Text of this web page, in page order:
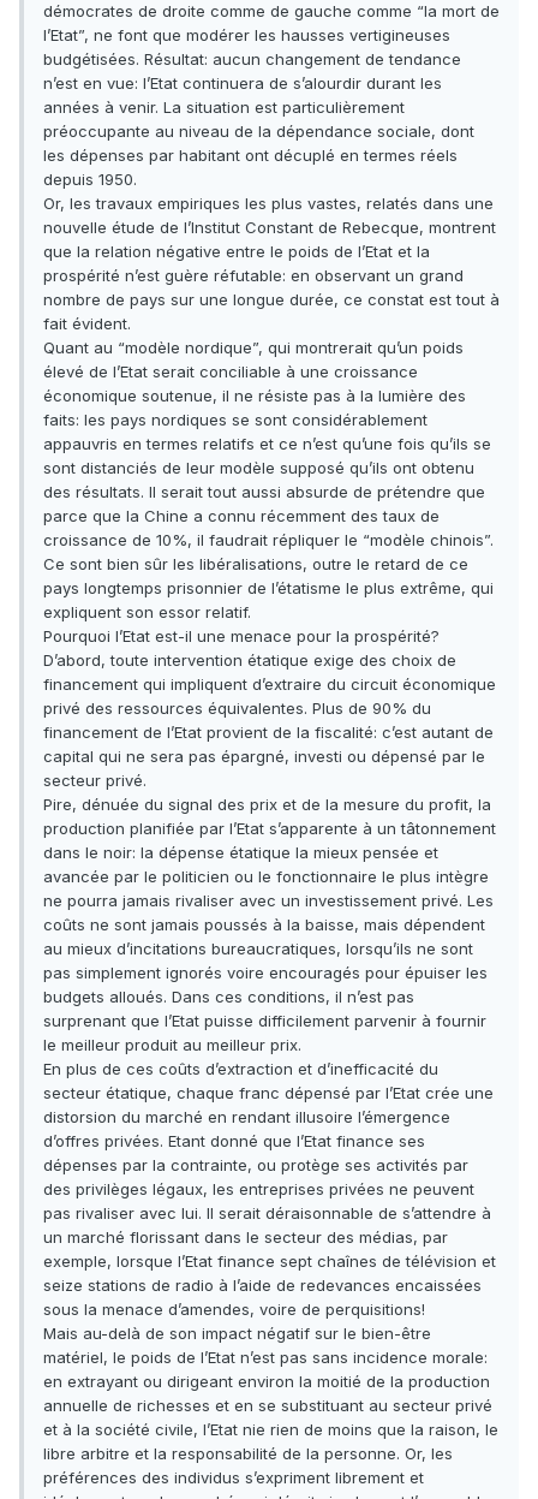
démocrates de droite comme de gauche comme “la mort de
l’Etat”, ne font que modérer les hausses vertigineuses
budgétisées. Résultat: aucun changement de tendance
n’est en vue: l’Etat continuera de s’alourdir durant les
années à venir. La situation est particulièrement
préoccupante au niveau de la dépendance sociale, dont
les dépenses par habitant ont décuplé en termes réels
depuis 1950.
Or, les travaux empiriques les plus vastes, relatés dans une
nouvelle étude de l’Institut Constant de Rebecque, montrent
que la relation négative entre le poids de l’Etat et la
prospérité n’est guère réfutable: en observant un grand
nombre de pays sur une longue durée, ce constat est tout à
fait évident.
Quant au “modèle nordique”, qui montrerait qu’un poids
élevé de l’Etat serait conciliable à une croissance
économique soutenue, il ne résiste pas à la lumière des
faits: les pays nordiques se sont considérablement
appauvris en termes relatifs et ce n’est qu’une fois qu’ils se
sont distanciés de leur modèle supposé qu’ils ont obtenu
des résultats. Il serait tout aussi absurde de prétendre que
parce que la Chine a connu récemment des taux de
croissance de 10%, il faudrait répliquer le “modèle chinois”.
Ce sont bien sûr les libéralisations, outre le retard de ce
pays longtemps prisonnier de l’étatisme le plus extrême, qui
expliquent son essor relatif.
Pourquoi l’Etat est-il une menace pour la prospérité?
D’abord, toute intervention étatique exige des choix de
financement qui impliquent d’extraire du circuit économique
privé des ressources équivalentes. Plus de 90% du
financement de l’Etat provient de la fiscalité: c’est autant de
capital qui ne sera pas épargné, investi ou dépensé par le
secteur privé.
Pire, dénuée du signal des prix et de la mesure du profit, la
production planifiée par l’Etat s’apparente à un tâtonnement
dans le noir: la dépense étatique la mieux pensée et
avancée par le politicien ou le fonctionnaire le plus intègre
ne pourra jamais rivaliser avec un investissement privé. Les
coûts ne sont jamais poussés à la baisse, mais dépendent
au mieux d’incitations bureaucratiques, lorsqu’ils ne sont
pas simplement ignorés voire encouragés pour épuiser les
budgets alloués. Dans ces conditions, il n’est pas
surprenant que l’Etat puisse difficilement parvenir à fournir
le meilleur produit au meilleur prix.
En plus de ces coûts d’extraction et d’inefficacité du
secteur étatique, chaque franc dépensé par l’Etat crée une
distorsion du marché en rendant illusoire l’émergence
d’offres privées. Etant donné que l’Etat finance ses
dépenses par la contrainte, ou protège ses activités par
des privilèges légaux, les entreprises privées ne peuvent
pas rivaliser avec lui. Il serait déraisonnable de s’attendre à
un marché florissant dans le secteur des médias, par
exemple, lorsque l’Etat finance sept chaînes de télévision et
seize stations de radio à l’aide de redevances encaissées
sous la menace d’amendes, voire de perquisitions!
Mais au-delà de son impact négatif sur le bien-être
matériel, le poids de l’Etat n’est pas sans incidence morale:
en extrayant ou dirigeant environ la moitié de la production
annuelle de richesses et en se substituant au secteur privé
et à la société civile, l’Etat nie rien de moins que la raison, le
libre arbitre et la responsabilité de la personne. Or, les
préférences des individus s’expriment librement et